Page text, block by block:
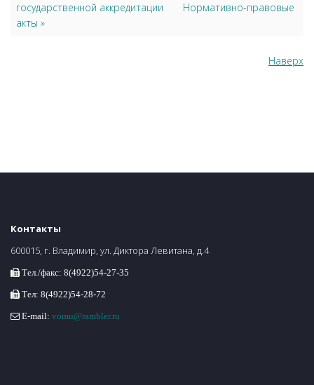
государственной аккредитации
Нормативно-правовые
акты »
Наверх
Контакты
600015, г. Владимир, ул. Диктора Левитана, д.4
Тел./факс: 8(4922)54-27-35
Тел: 8(4922)54-28-72
E-mail: vomu@rambler.ru